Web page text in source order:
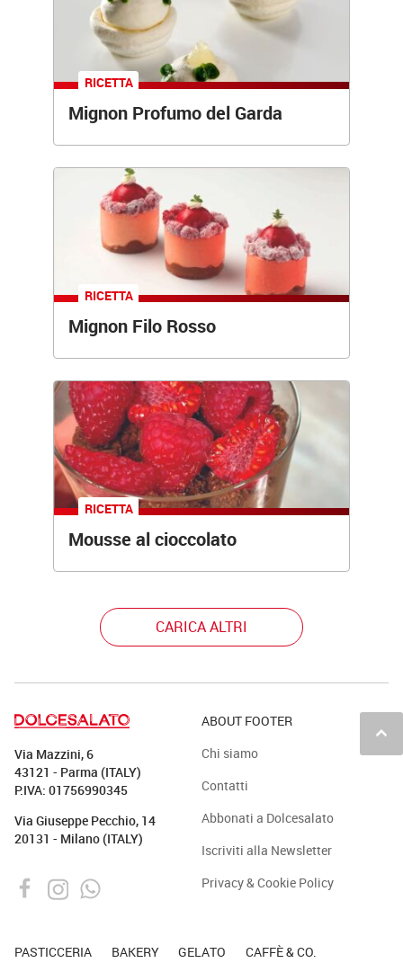
RICETTA
Mignon Profumo del Garda
RICETTA
Mignon Filo Rosso
RICETTA
Mousse al cioccolato
CARICA ALTRI
keyboard_arrow_up
Via Mazzini, 6
43121 - Parma (ITALY)
P.IVA: 01756990345
Via Giuseppe Pecchio, 14
20131 - Milano (ITALY)
ABOUT FOOTER
Chi siamo
Contatti
Abbonati a Dolcesalato
Iscriviti alla Newsletter
Privacy & Cookie Policy
PASTICCERIA BAKERY GELATO CAFFÈ & CO.